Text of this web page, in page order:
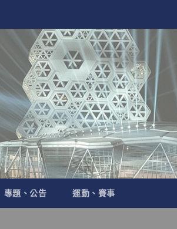
專題、公告 運動、賽事